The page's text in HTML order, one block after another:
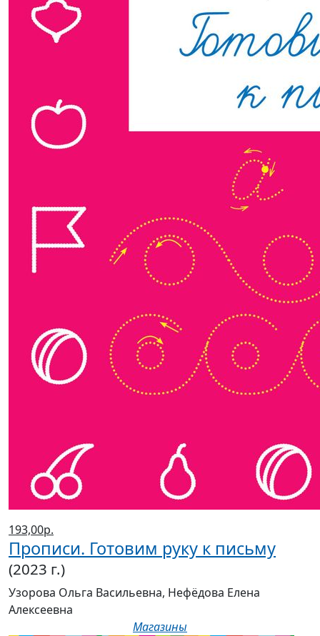
193,00р.
Прописи. Готовим руку к письму
(2023 г.)
Узорова Ольга Васильевна, Нефёдова Елена
Алексеевна
Магазины